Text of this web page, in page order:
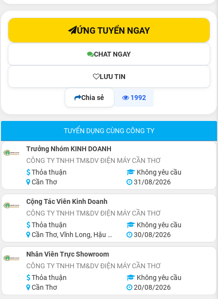
CHAT NGAY
LƯU TIN
ỨNG TUYỂN NGAY
Chia sẻ 1992
TUYỂN DỤNG CÙNG CÔNG TY
Trưởng Nhóm KINH DOANH
CÔNG TY TNHH TM&DV ĐIỆN MÁY CẦN THƠ
Thỏa thuận
Không yêu cầu
Cần Thơ
31/08/2026
Cộng Tác Viên Kinh Doanh
CÔNG TY TNHH TM&DV ĐIỆN MÁY CẦN THƠ
Thỏa thuận
Không yêu cầu
Cần Thơ, Vĩnh Long, Hậu Giang, Sóc Trăng
30/08/2026
Nhân Viên Trực Showroom
CÔNG TY TNHH TM&DV ĐIỆN MÁY CẦN THƠ
Thỏa thuận
Không yêu cầu
Cần Thơ
20/08/2026